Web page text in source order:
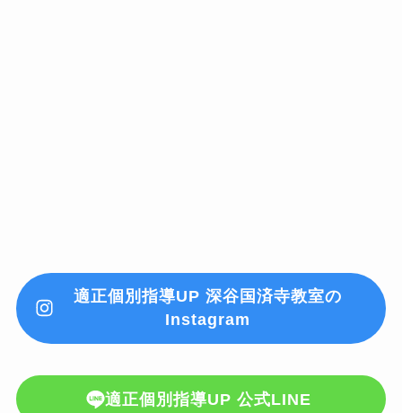
適正個別指導UP 深谷国済寺教室の
Instagram
適正個別指導UP 公式LINE